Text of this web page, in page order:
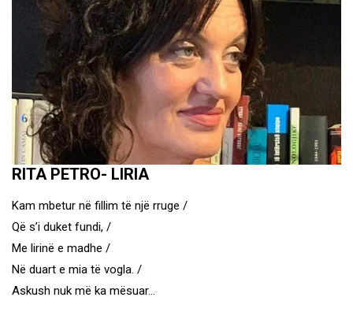
RITA PETRO- LIRIA
Kam mbetur në fillim të një rruge /
Që s’i duket fundi, /
Me lirinë e madhe /
Në duart e mia të vogla. /
Askush nuk më ka mësuar…